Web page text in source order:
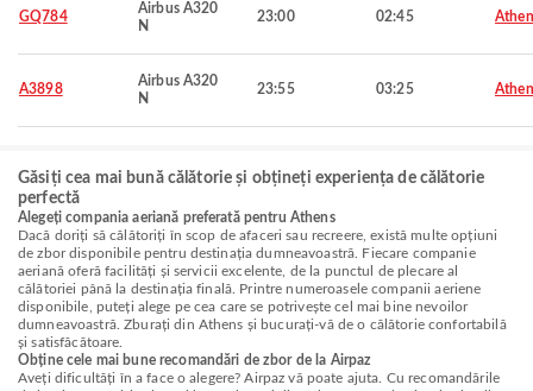
GQ784
Airbus A320
N
23:00 02:45
A3898
Airbus A320
N
23:55 03:25
Găsiți cea mai bună călătorie și obțineți experiența de călătorie
perfectă
Alegeți compania aeriană preferată pentru Athens
Dacă doriți să călătoriți în scop de afaceri sau recreere, există multe opțiuni
de zbor disponibile pentru destinația dumneavoastră. Fiecare companie
aeriană oferă facilități și servicii excelente, de la punctul de plecare al
călătoriei până la destinația finală. Printre numeroasele companii aeriene
disponibile, puteți alege pe cea care se potrivește cel mai bine nevoilor
dumneavoastră. Zburați din Athens și bucurați-vă de o călătorie confortabilă
și satisfăcătoare.
Obține cele mai bune recomandări de zbor de la Airpaz
Aveți dificultăți în a face o alegere? Airpaz vă poate ajuta. Cu recomandările